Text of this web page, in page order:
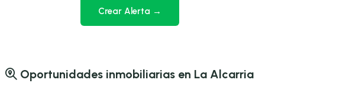
Crear Alerta →
Oportunidades inmobiliarias en La Alcarria